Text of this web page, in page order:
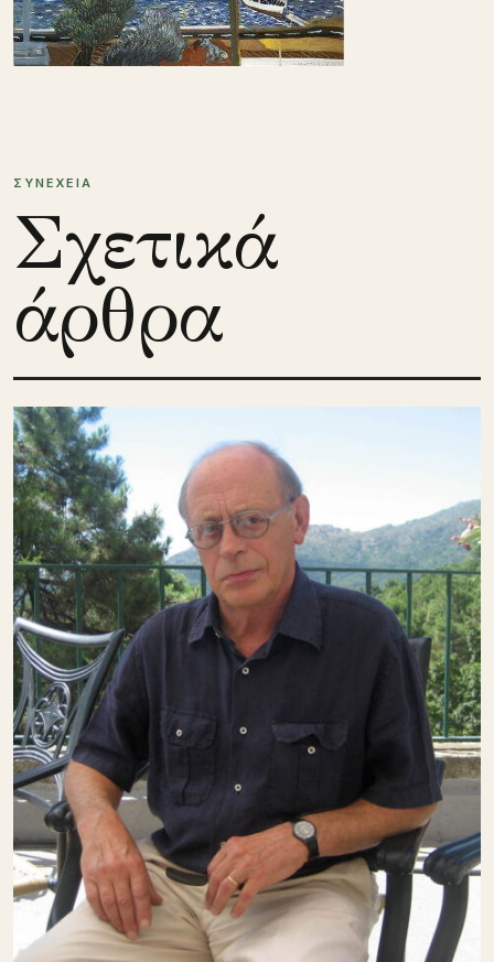
ΣΥΝΕΧΕΙΑ
Σχετικά
άρθρα